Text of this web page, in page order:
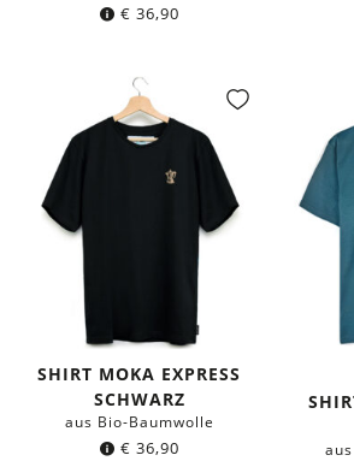
€ 36,90
SHIRT MOKA EXPRESS
SCHWARZ
aus Bio-Baumwolle
€ 36,90